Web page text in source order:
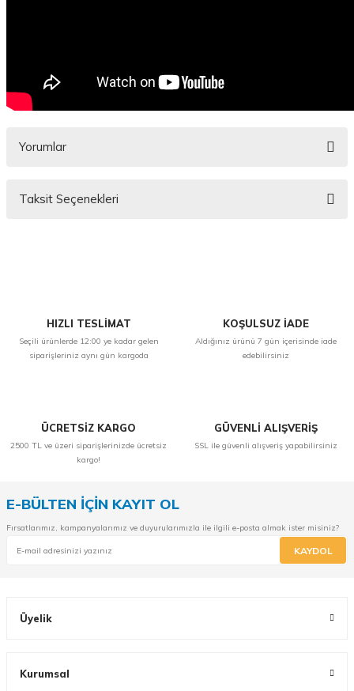
Yorumlar
Taksit Seçenekleri
HIZLI TESLİMAT
Seçili ürünlerde 12:00 ye kadar gelen
siparişleriniz aynı gün kargoda
KOŞULSUZ İADE
Aldığınız ürünü 7 gün içerisinde iade
edebilirsiniz
ÜCRETSİZ KARGO
2500 TL ve üzeri siparişlerinizde ücretsiz
kargo!
GÜVENLİ ALIŞVERİŞ
SSL ile güvenli alışveriş yapabilirsiniz
E-BÜLTEN İÇİN KAYIT OL
Fırsatlarımız, kampanyalarımız ve duyurularımızla ile ilgili e-posta almak ister misiniz?
KAYDOL
Üyelik
Kurumsal